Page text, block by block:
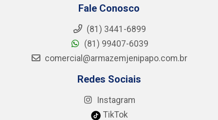
Fale Conosco
(81) 3441-6899
(81) 99407-6039
comercial@armazemjenipapo.com.br
Redes Sociais
Instagram
TikTok